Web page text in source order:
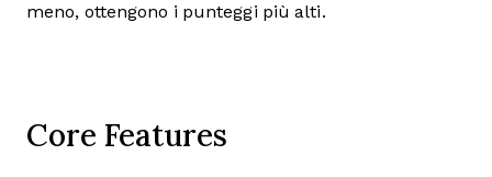
meno, ottengono i punteggi più alti.
Core Features